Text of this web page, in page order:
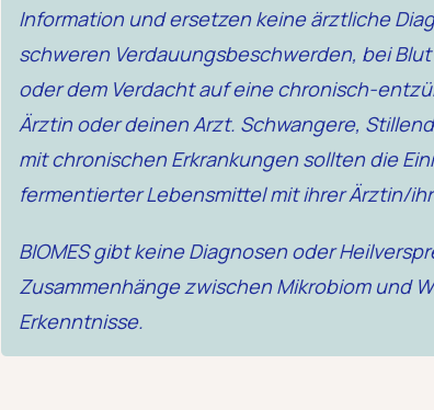
Information und ersetzen keine ärztliche
schweren Verdauungsbeschwerden, bei
oder dem Verdacht auf eine chronisch-
Ärztin oder deinen Arzt. Schwangere,
mit chronischen Erkrankungen sollten die
fermentierter Lebensmittel mit ihrer Ärztin/
BIOMES gibt keine Diagnosen oder
Zusammenhänge zwischen Mikrobiom und
Erkenntnisse.